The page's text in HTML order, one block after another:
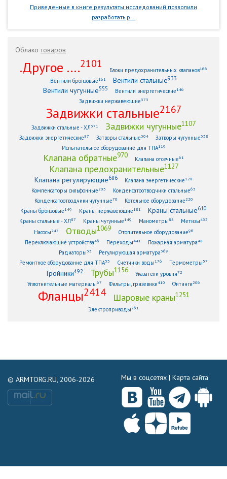
Приведенные в книге результаты исследований позволили
разработать р...
Облакотоваров
.Другое ....2101
Блоки предохранительных клапанов166
Вентили бронзовые161 Вентили стальные933
Вентили чугунные555 Вентили энергетические146
Задвижки нержавеющие373
Задвижки стальные2167
Задвижки стальные - ХЛ371 Задвижки чугунные1107
Задвижки энергетические87 Затворы стальные304 Затворы чугунные338
Испытательное оборудование для ТПА119
Клапана обратные970 Клапана отсечные61
Клапана предохранительные1127
Клапана регулирующие686 Клапана энергетические128
Компенсаторы сильфонные 203 Конденсатоотводчики стальные63
Конденсатоотводчики чугунные70 Котельное оборудование 220
Краны бронзовые149 Краны нержавеющие181 Краны стальные610
Краны стальные - ХЛ87 Краны чугунные149 Манометры88 Метизы433
Насосы 247 Отводы1069 Отопительное оборудование96
Переключающие устройства46 Переходы441 Пожарная арматура48
Радиаторы33 Регулирующая арматура369
Ремонтное оборудование для ТПА53 Счетчики воды176 Термометры 57
Тройники492 Трубы1156 Указатели уровня72
Уплотнительные материалы67 Фильтры, грязевики410 Фитинги 206
Фланцы2414 Шаровые краны1251
Электроприводы 261
© ARMTORG.RU, 2006-2026 Мы в соцсетях | Карта сайта